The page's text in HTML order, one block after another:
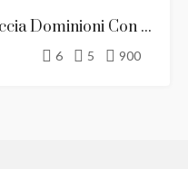
Barasso (VA) – Villa Di Caccia Dominioni Con Vista Meravigliosa Sul Lago Di Varese
6 5 900